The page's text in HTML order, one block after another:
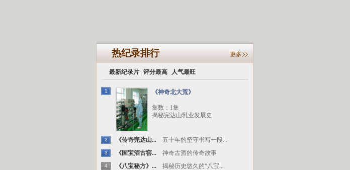
热纪录排行 更多
最新纪录片 评分最高 人气最旺
1 《神奇北大荒》
集数：1集
揭秘完达山乳业发展史
2 《传奇完达山... 五十年的坚守书写一段...
3 《国宝酒古窖... 神奇古酒的传奇故事
4 《八宝秘方》... 揭秘历史悠久的“八宝...